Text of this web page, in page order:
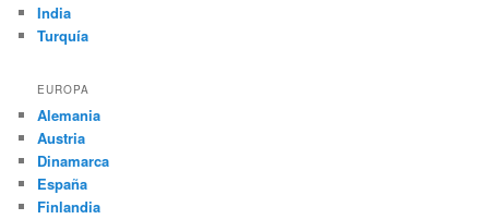
India
Turquía
EUROPA
Alemania
Austria
Dinamarca
España
Finlandia